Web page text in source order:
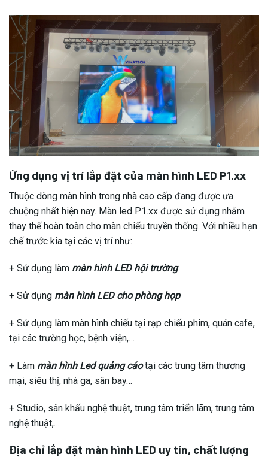
Ứng dụng vị trí lắp đặt của màn hình LED P1.xx
Thuộc dòng màn hình trong nhà cao cấp đang được ưa
chuộng nhất hiện nay. Màn led P1.xx được sử dụng nhằm
thay thế hoàn toàn cho màn chiếu truyền thống. Với nhiều hạn
chế trước kia tại các vị trí như:
+ Sử dụng làm màn hình LED hội trường
+ Sử dụng màn hình LED cho phòng họp
+ Sử dụng làm màn hình chiếu tại rạp chiếu phim, quán cafe,
tại các trường học, bệnh viện,…
+ Làm màn hình Led quảng cáo tại các trung tâm thương
mại, siêu thị, nhà ga, sân bay…
+ Studio, sân khấu nghệ thuật, trung tâm triển lãm, trung tâm
nghệ thuật,…
Địa chỉ lắp đặt màn hình LED uy tín, chất lượng